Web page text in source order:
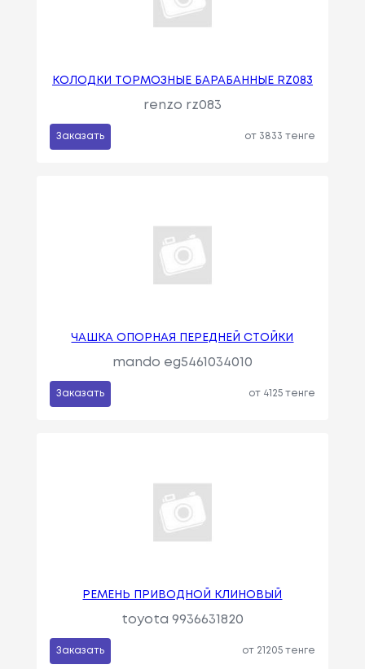
КОЛОДКИ ТОРМОЗНЫЕ БАРАБАННЫЕ RZ083
renzo rz083
Заказать от 3833 тенге
ЧАШКА ОПОРНАЯ ПЕРЕДНЕЙ СТОЙКИ
mando eg5461034010
Заказать от 4125 тенге
РЕМЕНЬ ПРИВОДНОЙ КЛИНОВЫЙ
toyota 9936631820
Заказать от 21205 тенге